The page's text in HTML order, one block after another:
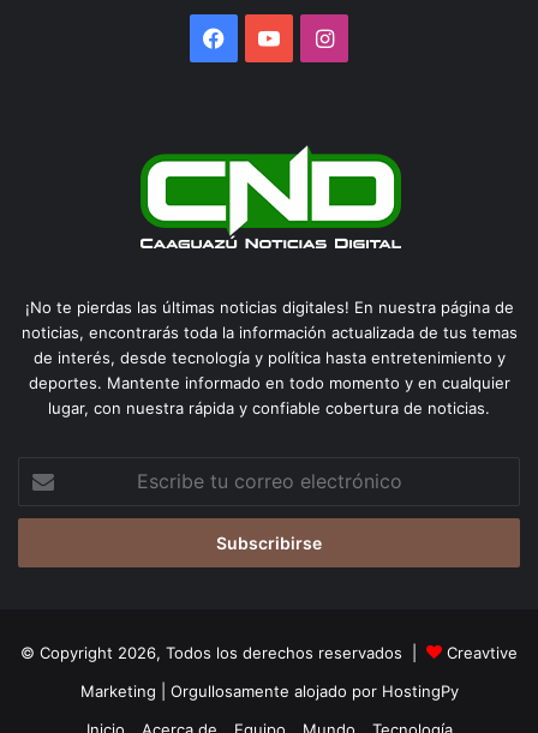
Facebook
YouTubeInstagram
¡No te pierdas las últimas noticias digitales! En nuestra página de
noticias, encontrarás toda la información actualizada de tus temas
de interés, desde tecnología y política hasta entretenimiento y
deportes. Mantente informado en todo momento y en cualquier
lugar, con nuestra rápida y confiable cobertura de noticias.
correo
© Copyright 2026, Todos los derechos reservados |
Creavtive
Marketing | Orgullosamente alojado por HostingPy
Inicio
Acerca de Equipo Mundo Tecnología